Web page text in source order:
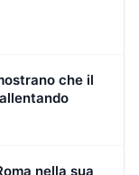
che il
nella sua